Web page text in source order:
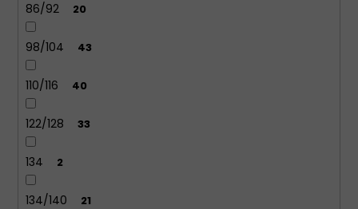
86/92 20
98/104 43
110/116 40
122/128 33
134 2
134/140 21